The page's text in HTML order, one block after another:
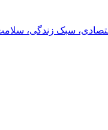
سبک زندگی،